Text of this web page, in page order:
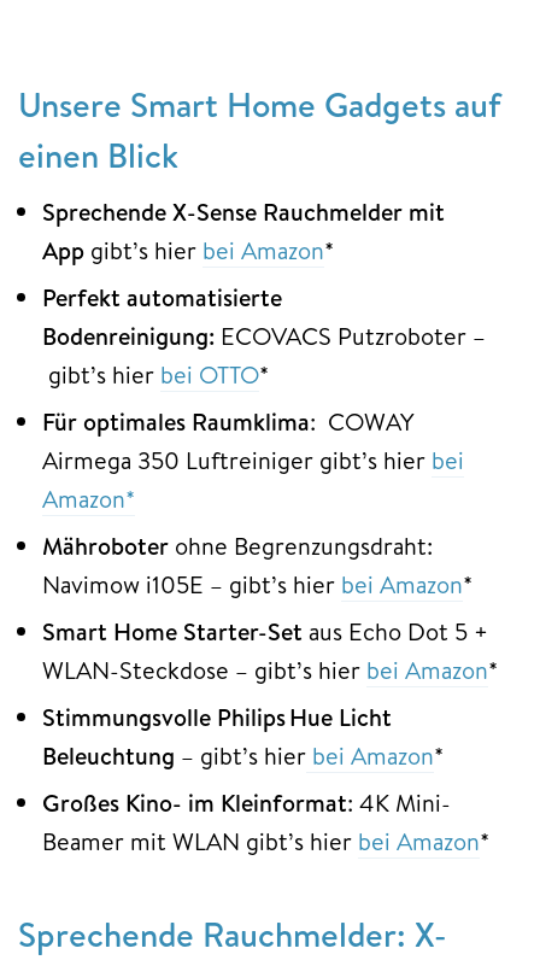
Unsere Smart Home Gadgets auf
einen Blick
Sprechende X-Sense Rauchmelder mit
App gibt’s hier bei Amazon*
Perfekt automatisierte
Bodenreinigung: ECOVACS Putzroboter –
gibt’s hier bei OTTO*
Für optimales Raumklima: COWAY
Airmega 350 Luftreiniger gibt’s hier bei
Amazon*
Mähroboter ohne Begrenzungsdraht:
Navimow i105E – gibt’s hier bei Amazon*
Smart Home Starter-Set aus Echo Dot 5 +
WLAN-Steckdose – gibt’s hier bei Amazon*
Stimmungsvolle Philips Hue Licht
Beleuchtung – gibt’s hier bei Amazon*
Großes Kino- im Kleinformat: 4K Mini-
Beamer mit WLAN gibt’s hier bei Amazon*
Sprechende Rauchmelder: X-